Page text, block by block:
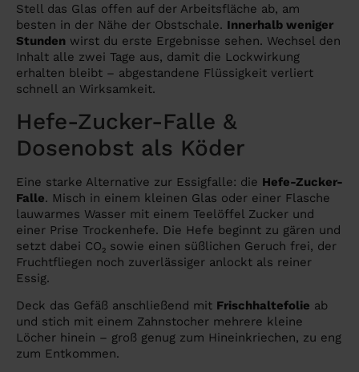
Stell das Glas offen auf der Arbeitsfläche ab, am
besten in der Nähe der Obstschale. Innerhalb weniger
Stunden wirst du erste Ergebnisse sehen. Wechsel den
Inhalt alle zwei Tage aus, damit die Lockwirkung
erhalten bleibt – abgestandene Flüssigkeit verliert
schnell an Wirksamkeit.
Hefe-Zucker-Falle &
Dosenobst als Köder
Eine starke Alternative zur Essigfalle: die Hefe-Zucker-
Falle. Misch in einem kleinen Glas oder einer Flasche
lauwarmes Wasser mit einem Teelöffel Zucker und
einer Prise Trockenhefe. Die Hefe beginnt zu gären und
setzt dabei CO₂ sowie einen süßlichen Geruch frei, der
Fruchtfliegen noch zuverlässiger anlockt als reiner
Essig.
Deck das Gefäß anschließend mit Frischhaltefolie ab
und stich mit einem Zahnstocher mehrere kleine
Löcher hinein – groß genug zum Hineinkriechen, zu eng
zum Entkommen.